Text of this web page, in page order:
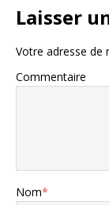
Laisser
Votre adresse de
Commentaire
Nom*